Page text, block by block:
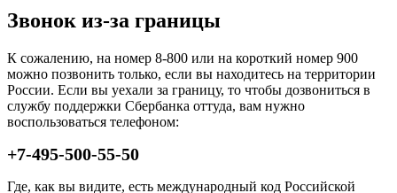
Звонок из-за границы
К сожалению, на номер 8-800 или на короткий номер 900
можно позвонить только, если вы находитесь на территории
России. Если вы уехали за границу, то чтобы дозвониться в
службу поддержки Сбербанка оттуда, вам нужно
воспользоваться телефоном:
+7-495-500-55-50
Где, как вы видите, есть международный код Российской